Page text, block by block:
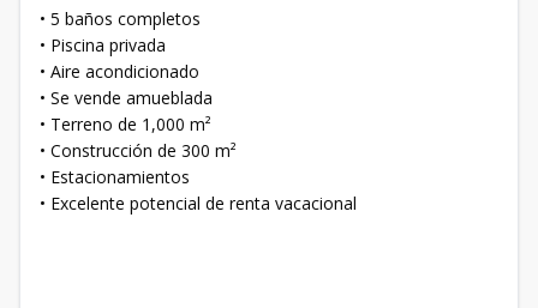
• 5 baños completos
• Piscina privada
• Aire acondicionado
• Se vende amueblada
• Terreno de 1,000 m²
• Construcción de 300 m²
• Estacionamientos
• Excelente potencial de renta vacacional